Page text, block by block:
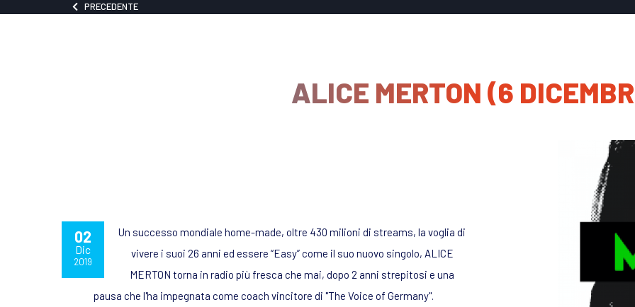
PRECEDENTE
ALICE MERTON (6
02
Dic
2019
Un successo mondiale home-made, oltre 430 milioni di streams, la voglia di
vivere i suoi 26 anni ed essere “Easy” come il suo nuovo singolo, ALICE
MERTON torna in radio più fresca che mai, dopo 2 anni strepitosi e una
pausa che l'ha impegnata come coach vincitore di "The Voice of Germany".